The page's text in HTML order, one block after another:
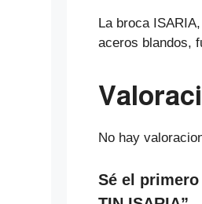
La broca
aceros blandos,
No hay
Sé el primero